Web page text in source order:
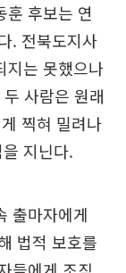
훈 후보는 연
. 전북도지사
지는 못했으나
사람은 원래
찍혀 밀려나
지닌다.
출마자에게
법적 보호를